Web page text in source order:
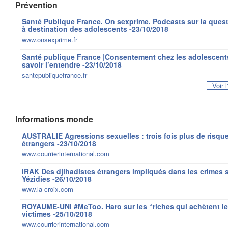
Prévention
Santé Publique France. On sexprime. Podcasts sur la
à destination des adolescents -23/10/2018
www.onsexprime.fr
Santé publique France |Consentement chez les
savoir l’entendre -23/10/2018
santepubliquefrance.fr
Voir
Informations monde
AUSTRALIE Agressions sexuelles : trois fois plus de
étrangers -23/10/2018
www.courrierinternational.com
IRAK Des djihadistes étrangers impliqués dans les crimes
Yézidies -26/10/2018
www.la-croix.com
ROYAUME-UNI #MeToo. Haro sur les “riches qui achètent
victimes -25/10/2018
www.courrierinternational.com